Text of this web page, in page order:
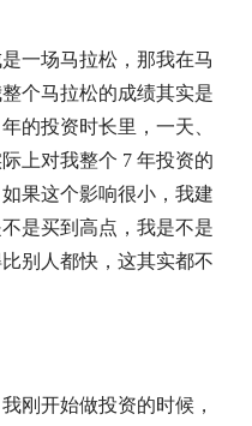
一场马拉松，那我在马
个马拉松的成绩其实是
的投资时长里，一天、
上对我整个 7 年投资的
果这个影响很小，我建
是买到高点，我是不是
别人都快，这其实都不
刚开始做投资的时候，